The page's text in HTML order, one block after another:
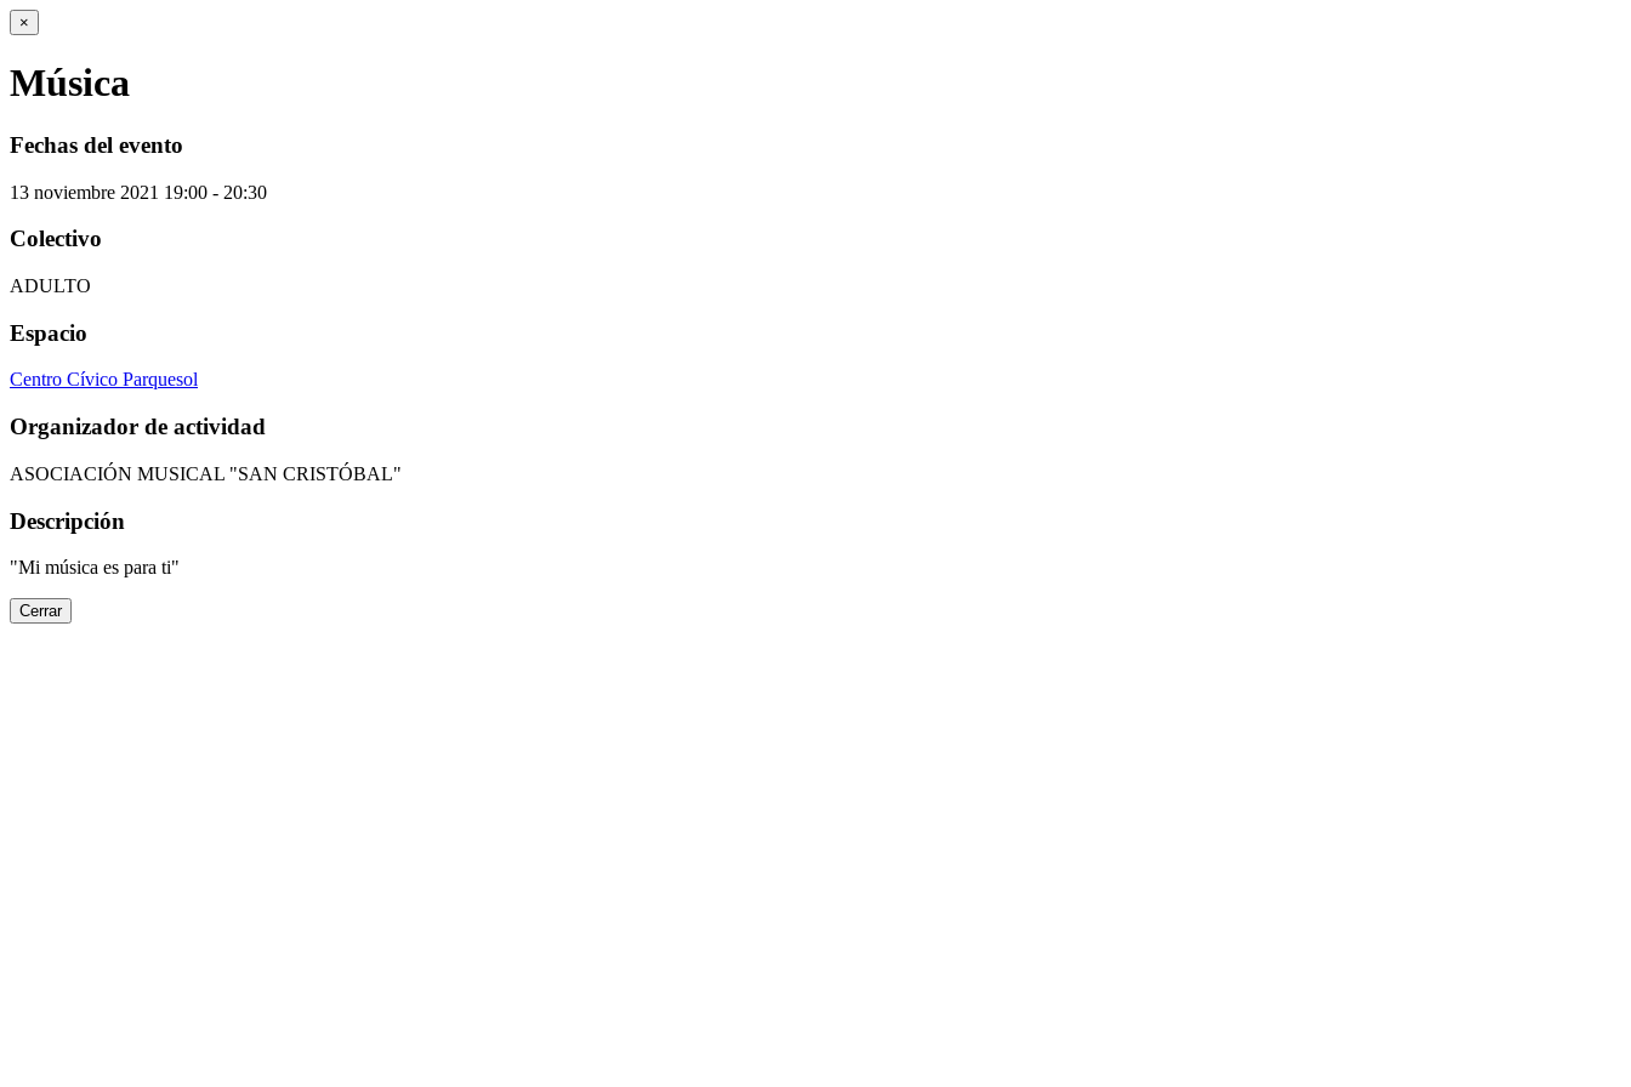
×
Música
Fechas del evento
13 noviembre 2021 19:00 - 20:30
Colectivo
ADULTO
Espacio
Centro Cívico Parquesol
Organizador de actividad
ASOCIACIÓN MUSICAL "SAN CRISTÓBAL"
Descripción
"Mi música es para ti"
Cerrar